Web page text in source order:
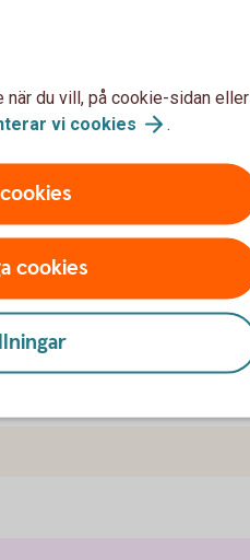
med
du vill, på cookie-sidan eller
vi cookies .
cookies